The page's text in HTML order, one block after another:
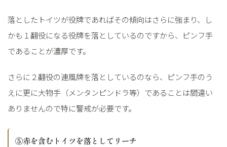
落としたトイツが役牌であればその傾向はさらに強まり、し
かも１翻役になる役牌を落としているのですから、ピンフ手
であることが濃厚です。
さらに２翻役の連風牌を落としているのなら、ピンフ手のう
えに更に大物手（メンタンピンドラ等）であることは間違い
ありませんので特に警戒が必要です。
⑤赤を含むトイツを落としてリーチ